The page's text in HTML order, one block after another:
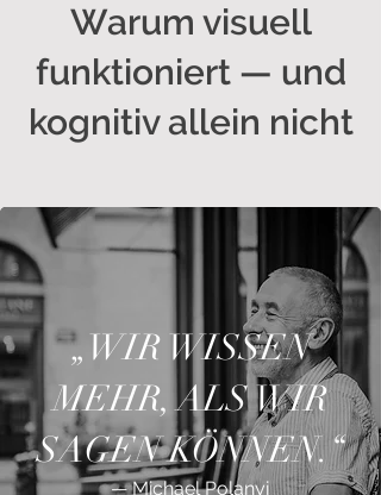
Warum visuell
funktioniert — und
kognitiv allein nicht
„WIR WISSEN
MEHR, ALS WIR
SAGEN KÖNNEN.“
— Michael Polanyi